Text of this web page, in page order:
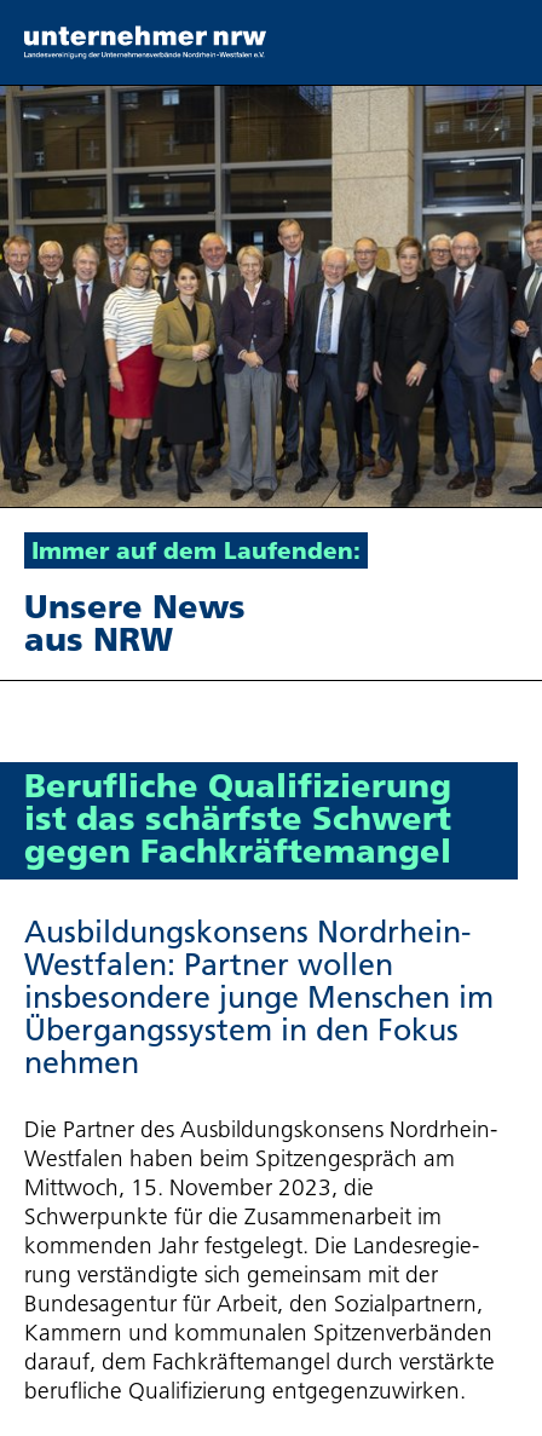
Immer auf dem Laufenden:
Unsere News
aus NRW
Beruf­liche Quali­fi­zie­rung
ist das schärfste Schwert
gegen Fach­kräf­te­mangel
Ausbil­dungs­kon­sens Nordrhein-
Westfalen: Partner wollen
insbesondere junge Menschen im
Über­gangs­system in den Fokus
nehmen
Die Partner des Ausbil­dungs­kon­sens Nordrhein-
Westfalen haben beim Spit­zen­ge­spräch am
Mittwoch, 15. November 2023, die
Schwerpunkte für die Zusammenarbeit im
kommenden Jahr festgelegt. Die Landes­re­gie­
rung verständigte sich gemeinsam mit der
Bundesagentur für Arbeit, den Sozialpartnern,
Kammern und kommunalen Spit­zen­ver­bänden
darauf, dem Fach­kräf­te­mangel durch verstärkte
berufliche Qualifizierung entge­gen­zu­wirken.